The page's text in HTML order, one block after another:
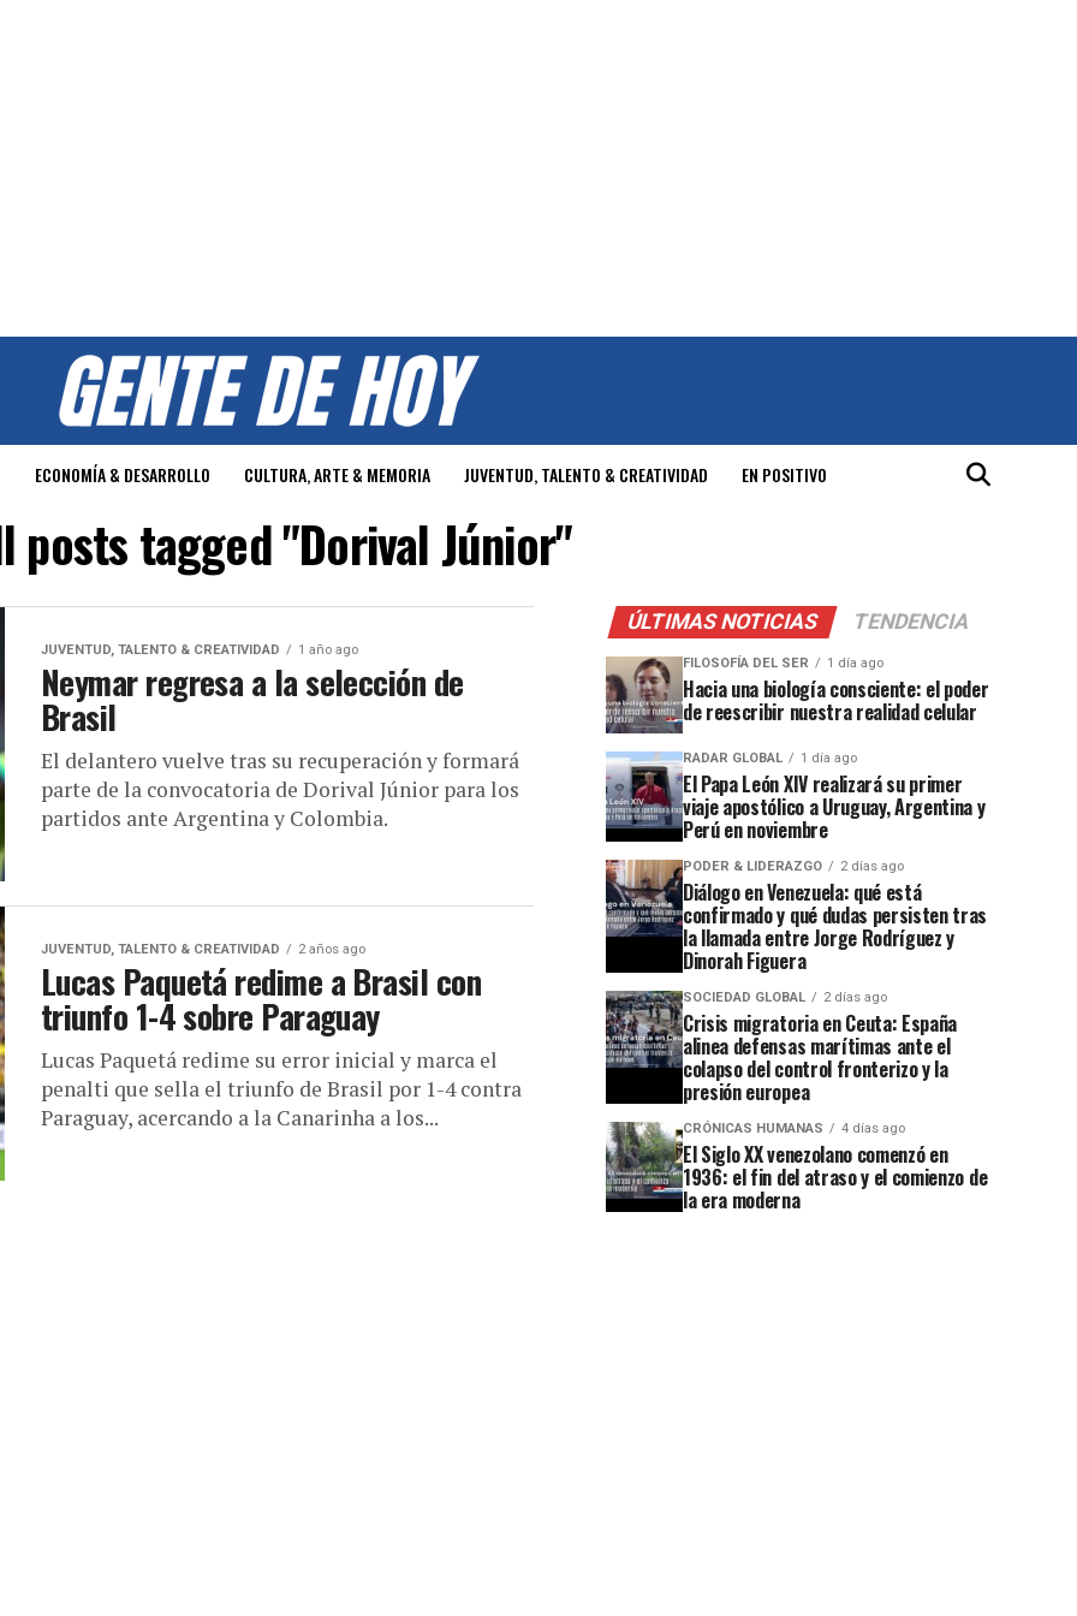
ECONOMÍA & DESARROLLO CULTURA, ARTE & MEMORIA JUVENTUD, TALENTO & CREATIVIDAD EN POSITIVO
posts tagged "Dorival Júnior"
JUVENTUD, TALENTO & CREATIVIDAD 1 año ago
Neymar regresa a la selección de
Brasil
El delantero vuelve tras su recuperación y formará
parte de la convocatoria de Dorival Júnior para los
partidos ante Argentina y Colombia.
JUVENTUD, TALENTO & CREATIVIDAD 2 años ago
Lucas Paquetá redime a Brasil con
triunfo 1-4 sobre Paraguay
Lucas Paquetá redime su error inicial y marca el
penalti que sella el triunfo de Brasil por 1-4 contra
Paraguay, acercando a la Canarinha a los...
ÚLTIMAS NOTICIAS TENDENCIA
FILOSOFÍA DEL SER 1 día ago
Hacia una biología consciente: el poder
de reescribir nuestra realidad celular
RADAR GLOBAL 1 día ago
El Papa León XIV realizará su primer
viaje apostólico a Uruguay, Argentina y
Perú en noviembre
PODER & LIDERAZGO 2 días ago
Diálogo en Venezuela: qué está
confirmado y qué dudas persisten tras
la llamada entre Jorge Rodríguez y
Dinorah Figuera
SOCIEDAD GLOBAL 2 días ago
Crisis migratoria en Ceuta: España
alinea defensas marítimas ante el
colapso del control fronterizo y la
presión europea
CRÓNICAS HUMANAS 4 días ago
El Siglo XX venezolano comenzó en
1936: el fin del atraso y el comienzo de
la era moderna